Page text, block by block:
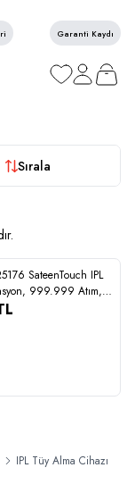
Garanti Kaydı
Favorilerim
Hesabım
Sepetim
Sırala
HABER VER
SateenTouch IPL
999.999 Atım,
Soğutmalı, 5
IPL Tüy Alma Cihazı